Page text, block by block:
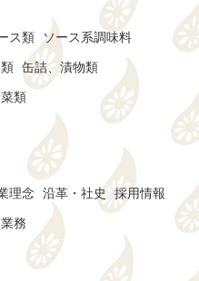
ス類 ソース系調味料
缶詰、漬物類
類
理念 沿革・社史 採用情報
務